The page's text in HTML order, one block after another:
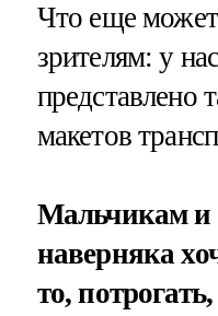
Что еще
зрителям: у
представлено
макетов
Мальчикам и
наверняка
то,